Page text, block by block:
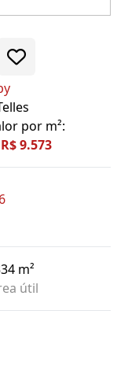
por m²:
R$ 9.573
m²
útil